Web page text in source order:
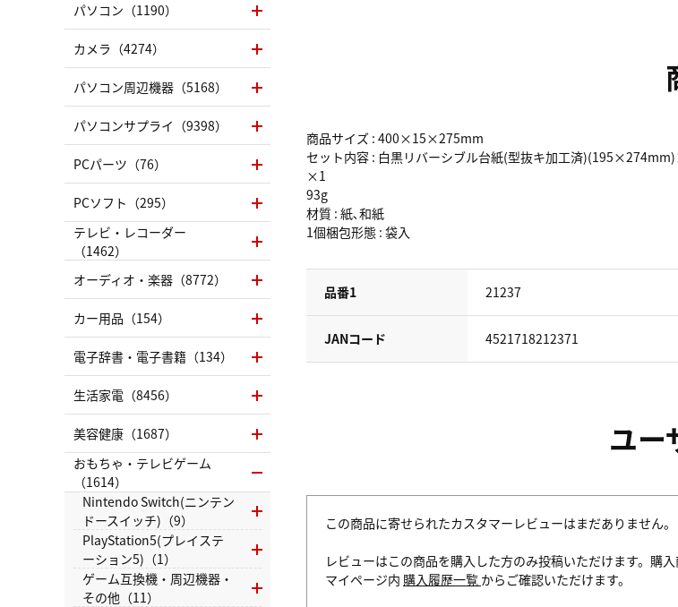
商品サイズ : 400×15×275mm
セット内容 : 白黒リバーシブル台紙(型抜キ加工済
×1
93g
材質 : 紙､和紙
1個梱包形態 : 袋入
品番1 21237
JANコード 4521718212371
ユー
この商品に寄せられたカスタマーレビューはまだありません。
レビューはこの商品を購入した方のみ投稿いただけます。購入
マイページ内 購入履歴一覧 からご確認いただけます。
パソコン（1190）
カメラ（4274）
パソコン周辺機器（5168）
パソコンサプライ（9398）
PCパーツ（76）
PCソフト（295）
テレビ・レコーダー
（1462）
オーディオ・楽器（8772）
カー用品（154）
電子辞書・電子書籍（134）
生活家電（8456）
美容健康（1687）
おもちゃ・テレビゲーム
（1614）
Nintendo Switch(ニンテン
ドースイッチ)（9）
PlayStation5(プレイステ
ーション5)（1）
ゲーム互換機・周辺機器・
その他（11）